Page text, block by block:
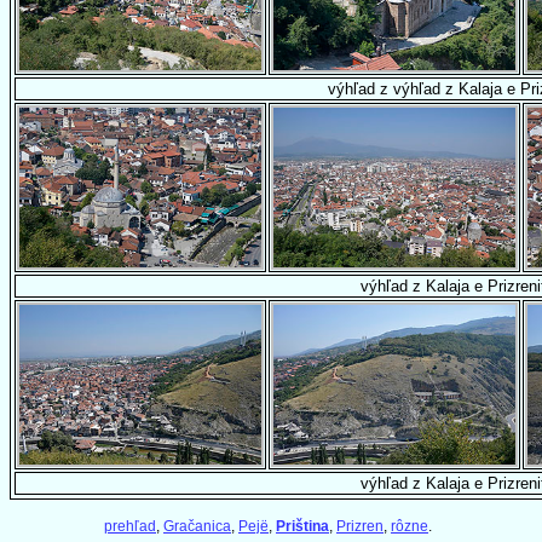
výhľad z výhľad z Kalaja e
výhľad z Kalaja e
výhľad z Kalaja e
prehľad Gračanica Pejë Priština Prizren rôzne